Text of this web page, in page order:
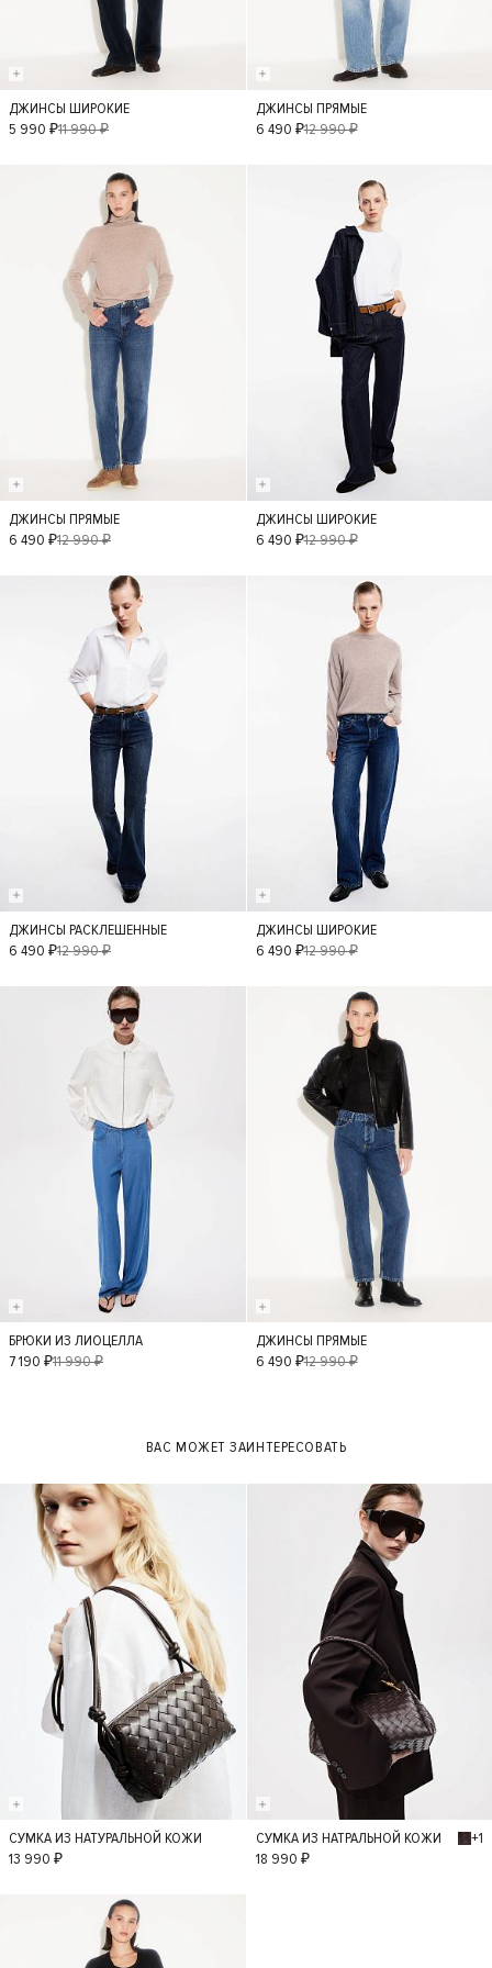
36 42
ДЖИНСЫ ШИРОКИЕ
5 990 ₽11 990 ₽ 38 40
ДЖИНСЫ ПРЯМЫЕ
6 490 ₽12 990 ₽
36 34
ДЖИНСЫ ПРЯМЫЕ
6 490 ₽12 990 ₽ 36 42
ДЖИНСЫ ШИРОКИЕ
6 490 ₽12 990 ₽
42
ДЖИНСЫ РАСКЛЕШЕННЫЕ
6 490 ₽12 990 ₽ 36 34
ДЖИНСЫ ШИРОКИЕ
6 490 ₽12 990 ₽
XS S
БРЮКИ ИЗ ЛИОЦЕЛЛА
7 190 ₽11 990 ₽ 36 34
ДЖИНСЫ ПРЯМЫЕ
6 490 ₽12 990 ₽
ВАС МОЖЕТ ЗАИНТЕРЕСОВАТЬ
S
СУМКА ИЗ НАТУРАЛЬНОЙ КОЖИ
13 990 ₽
S
СУМКА ИЗ НАТРАЛЬНОЙ КОЖИ
+1
18 990 ₽